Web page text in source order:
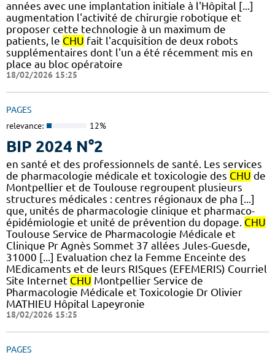
années avec une implantation initiale à l'Hôpital [...]
augmentation l'activité de chirurgie robotique et
proposer cette technologie à un maximum de
patients, le CHU fait l'acquisition de deux robots
supplémentaires dont l'un a été récemment mis en
place au bloc opératoire
18/02/2026 15:25
PAGES
relevance: 12%
BIP 2024 N°2
en santé et des professionnels de santé. Les services
de pharmacologie médicale et toxicologie des CHU de
Montpellier et de Toulouse regroupent plusieurs
structures médicales : centres régionaux de pha [...]
que, unités de pharmacologie clinique et pharmaco-
épidémiologie et unité de prévention du dopage. CHU
Toulouse Service de Pharmacologie Médicale et
Clinique Pr Agnès Sommet 37 allées Jules-Guesde,
31000 [...] Evaluation chez la Femme Enceinte des
MEdicaments et de leurs RISques (EFEMERIS) Courriel
Site Internet CHU Montpellier Service de
Pharmacologie Médicale et Toxicologie Dr Olivier
MATHIEU Hôpital Lapeyronie
18/02/2026 15:25
PAGES